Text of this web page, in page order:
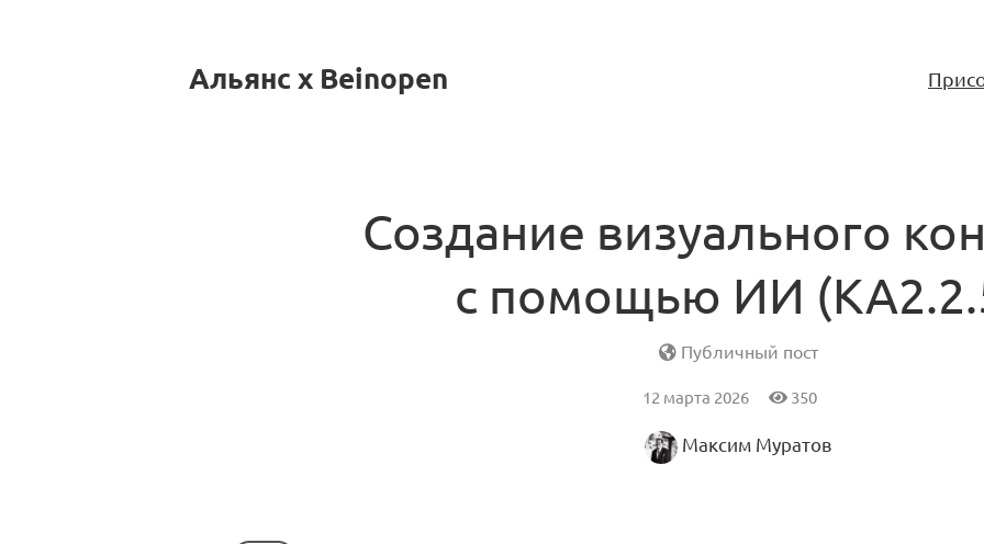
Альянс x Beinopen
Создание визуального
с помощью ИИ
Публичный пост
12 марта 2026 350
Максим Муратов